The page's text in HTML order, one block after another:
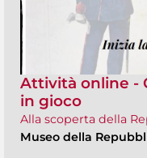
Attività online -
in gioco
Alla scoperta della
Museo della